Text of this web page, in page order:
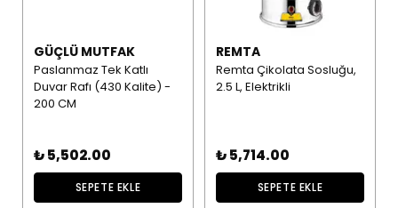
GÜÇLÜ MUTFAK
Paslanmaz Tek Katlı
Duvar Rafı (430 Kalite) -
200 CM
₺ 5,502.00
SEPETE EKLE
REMTA
Remta Çikolata Sosluğu,
2.5 L, Elektrikli
₺ 5,714.00
SEPETE EKLE